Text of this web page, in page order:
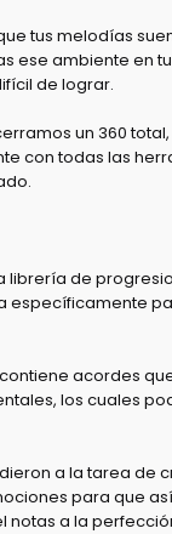
tus melodías
ese ambiente en
de lograr.
un 360
con todas las
librería de
específicamente
acordes
los cuales
a la tarea de
para que
notas a la